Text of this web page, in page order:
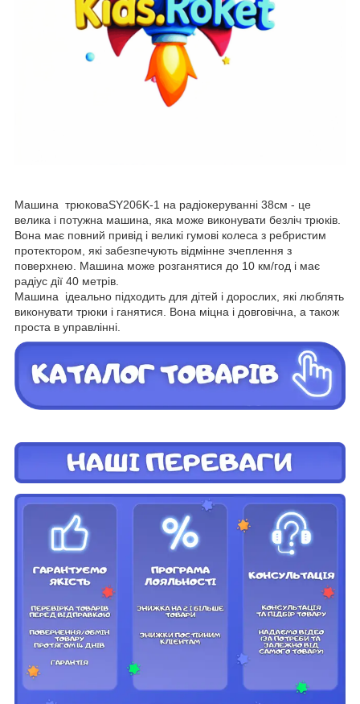
Машина трюковаSY206K-1 на радіокеруванні 38см - це
велика і потужна машина, яка може виконувати безліч трюків.
Вона має повний привід і великі гумові колеса з ребристим
протектором, які забезпечують відмінне зчеплення з
поверхнею. Машина може розганятися до 10 км/год і має
радіус дії 40 метрів.
Машина ідеально підходить для дітей і дорослих, які люблять
виконувати трюки і ганятися. Вона міцна і довговічна, а також
проста в управлінні.